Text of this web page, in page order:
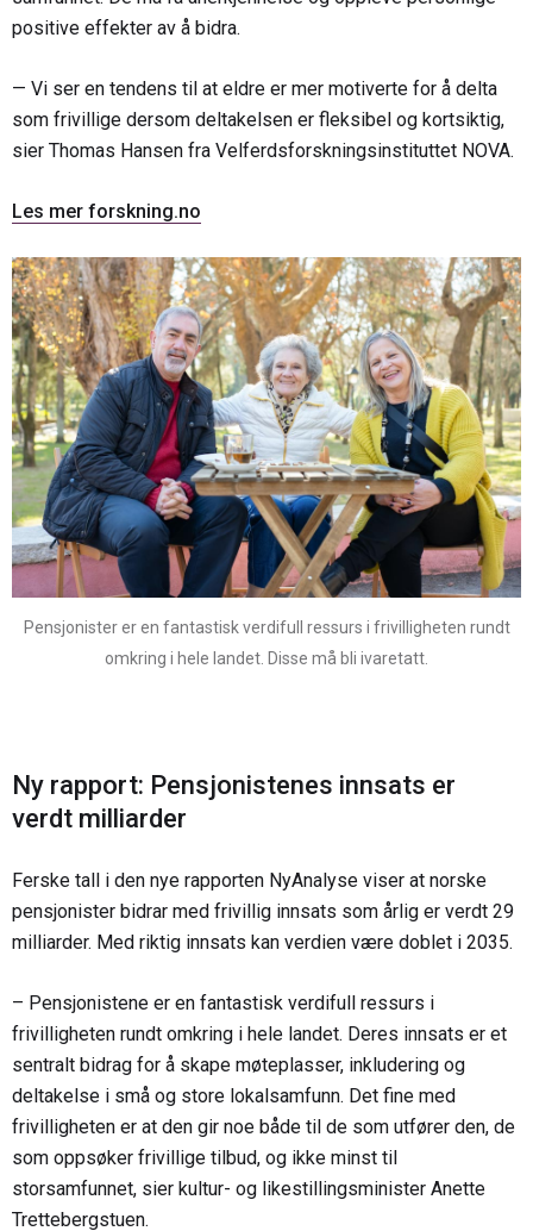
positive effekter av å bidra.
— Vi ser en tendens til at eldre er mer motiverte for å delta
som frivillige dersom deltakelsen er fleksibel og kortsiktig,
sier Thomas Hansen fra Velferdsforskningsinstituttet NOVA.
Les mer forskning.no
Pensjonister er en fantastisk verdifull ressurs i frivilligheten rundt
omkring i hele landet. Disse må bli ivaretatt.
Ny rapport: Pensjonistenes innsats er
verdt milliarder
Ferske tall i den nye rapporten NyAnalyse viser at norske
pensjonister bidrar med frivillig innsats som årlig er verdt 29
milliarder. Med riktig innsats kan verdien være doblet i 2035.
– Pensjonistene er en fantastisk verdifull ressurs i
frivilligheten rundt omkring i hele landet. Deres innsats er et
sentralt bidrag for å skape møteplasser, inkludering og
deltakelse i små og store lokalsamfunn. Det fine med
frivilligheten er at den gir noe både til de som utfører den, de
som oppsøker frivillige tilbud, og ikke minst til
storsamfunnet, sier kultur- og likestillingsminister Anette
Trettebergstuen.